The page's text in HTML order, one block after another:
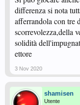
differenza si nota
afferrandola con tre
scorrevolezza,della
solidità
ettore
3 Nov 2020
shamisen
Utente